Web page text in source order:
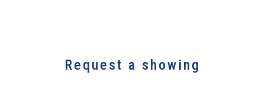
Request a showing